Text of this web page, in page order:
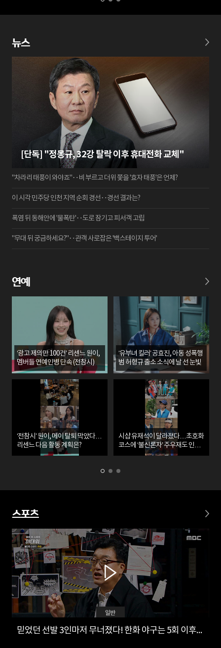
뉴스
[단독] "정몽규, 32강 탈락 이후 휴대전화 교체"
"차라리 태풍이 와야죠"‥비 부르고 더위 쫓을 '효자 태풍'은 언제?
이 시각 민주당 인천 지역 순회 경선‥경선 결과는?
폭염 뒤 동해안에 '물폭탄'‥도로 잠기고 피서객 고립
"무대 뒤 궁금하세요?"‥관객 사로잡은 '백스테이지 투어'
연예
‘광고 제의만 100건’ 리센느 원이,
멤버들 연예인병 단속 (전참시)
‘유부녀 킬러’ 공효진, 아동 성폭행
범 허형규 출소 소식에 날 선 눈빛
‘전참시’ 원이, 메이 탈퇴 막았다…
리센느 다음 활동 계획은?
시샵 유재석이 달라졌다…초호화
코스에 ‘불신론자’ 주우재도 인정
(놀뭐)
스포츠
일반
믿었던 선발 3인마저 무너졌다! 한화 야구는 5회 이후부터?!